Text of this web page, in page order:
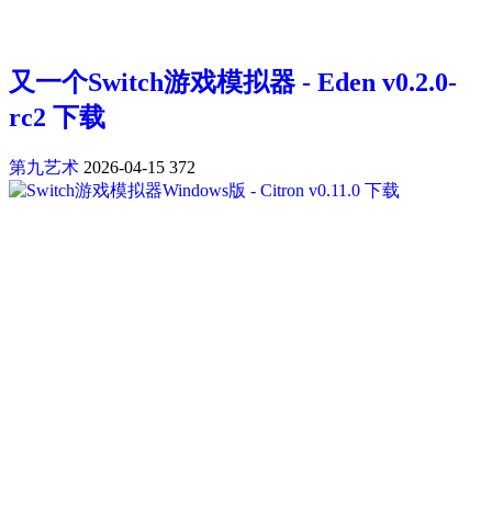
又一个Switch游戏模拟器 - Eden v0.2.0-
rc2 下载
第九艺术 2026-04-15 372